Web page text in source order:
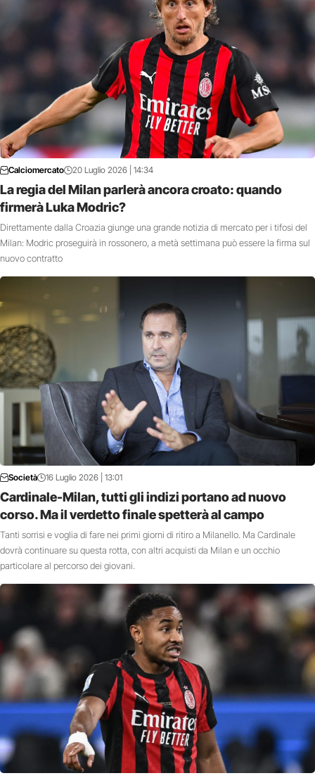
Calciomercato 20 Luglio 2026 | 14:34
La regia del Milan parlerà ancora croato: quando
firmerà Luka Modric?
Direttamente dalla Croazia giunge una grande notizia di mercato per i tifosi del
Milan: Modric proseguirà in rossonero, a metà settimana può essere la firma sul
nuovo contratto
Società 16 Luglio 2026 | 13:01
Cardinale-Milan, tutti gli indizi portano ad nuovo
corso. Ma il verdetto finale spetterà al campo
Tanti sorrisi e voglia di fare nei primi giorni di ritiro a Milanello. Ma Cardinale
dovrà continuare su questa rotta, con altri acquisti da Milan e un occhio
particolare al percorso dei giovani.